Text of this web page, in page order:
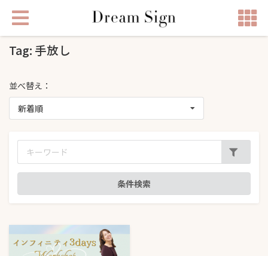
Tag: 手放し
並べ替え：
新着順